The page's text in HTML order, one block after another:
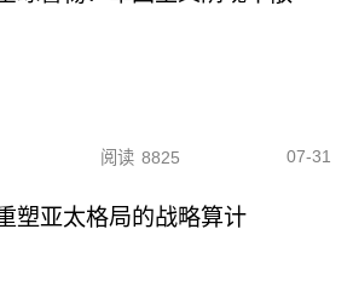
阅读 8825 07-31
塑亚太格局的战略算计